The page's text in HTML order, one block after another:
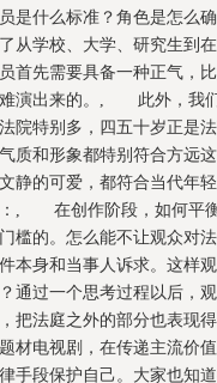
是什么标准？角色是怎
从学校、大学、研究生到
首先需要具备一种正气，
演出来的。, 此外，我们
院特别多，四五十岁正是
质和形象都特别符合方远
静的可爱，都符合当代
, 在创作阶段，如何平
槛的。怎么能不让观众对
本身和当事人诉求。这样
通过一个思考过程以后
把法庭之外的部分也表
材电视剧，在传递主流
手段保护自己。大家也知